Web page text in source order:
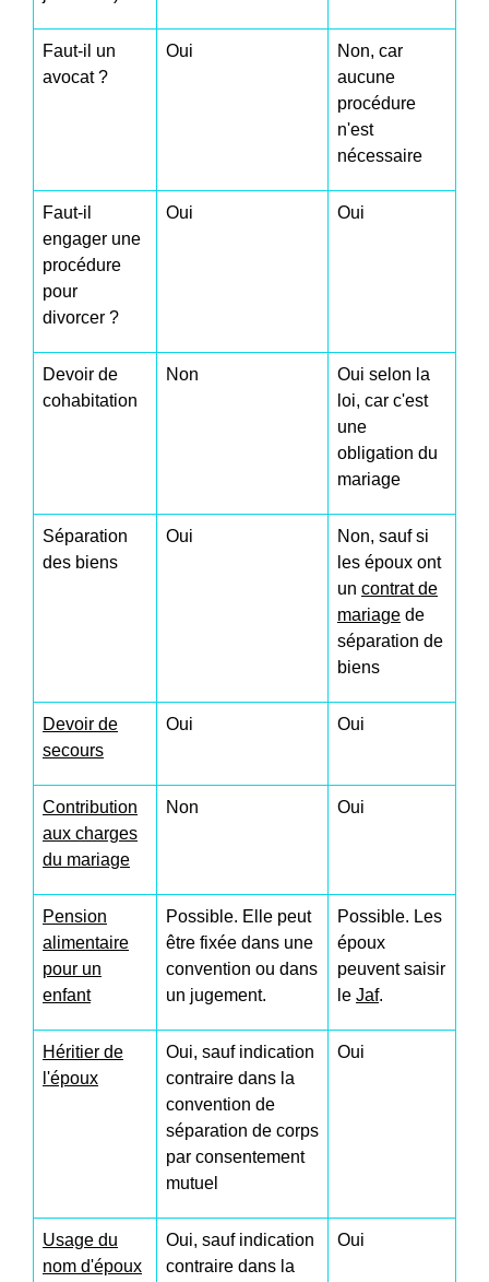
Faut-il un
avocat ?
Oui
Non, car
aucune
procédure
n'est
nécessaire
Faut-il
engager une
procédure
pour
divorcer ?
Oui Oui
Devoir de
cohabitation
Non
Oui selon la
loi, car c'est
une
obligation du
mariage
Séparation
des biens
Oui
Non, sauf si
les époux ont
un contrat de
mariage de
séparation de
biens
Devoir de
secours
Oui Oui
Contribution
aux charges
du mariage
Non Oui
Pension
alimentaire
pour un
enfant
Possible. Elle peut
être fixée dans une
convention ou dans
un jugement.
Possible. Les
époux
peuvent saisir
le Jaf.
Héritier de
l'époux
Oui, sauf indication
contraire dans la
convention de
séparation de corps
par consentement
mutuel
Oui
Usage du
nom d'époux
Oui, sauf indication
contraire dans la
Oui